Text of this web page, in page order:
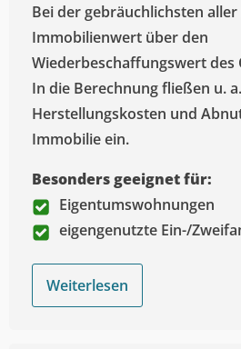
Bei der gebräuchlichsten
Immobilienwert über den
Wiederbeschaffungswert
In die Berechnung fließen u.
Herstellungskosten und
Immobilie ein.
Besonders geeignet für:
Eigentumswohnungen
eigengenutzte Ein-/
Weiterlesen